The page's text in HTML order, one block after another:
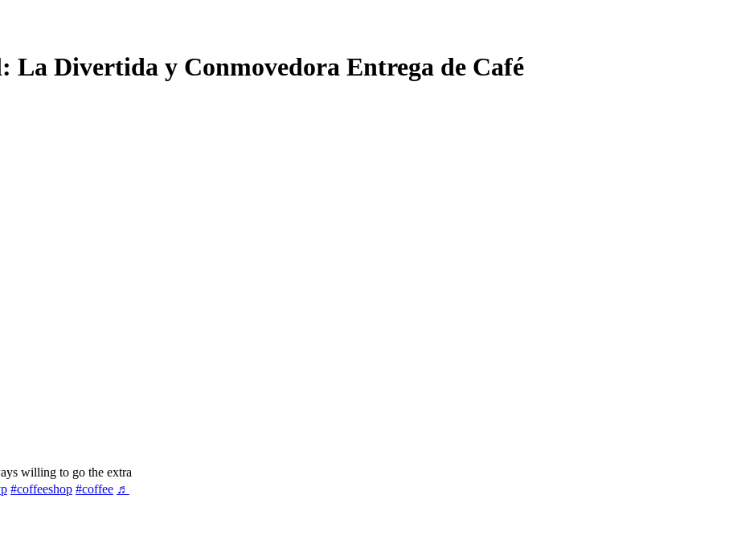
La Divertida y Conmovedora Entrega de Café
willing to go the extra
#coffeeshop #coffee ♬